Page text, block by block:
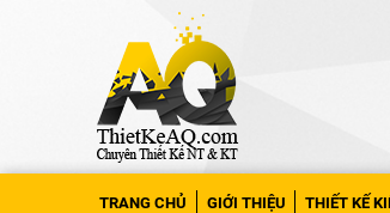
TRANG CHỦ GIỚI THIỆU THIẾT KẾ